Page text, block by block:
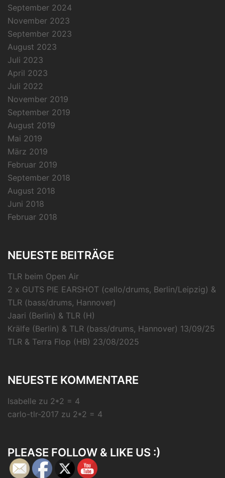
September 2024
November 2023
September 2023
August 2023
Juli 2023
April 2023
Juli 2022
November 2019
September 2019
August 2019
Mai 2019
März 2019
Februar 2019
September 2018
August 2018
Juni 2018
Februar 2018
NEUESTE BEITRÄGE
TLR beim Open Air
2 x GUTS PIE EARSHOT (cello/drums, Berlin/Leipzig) &
TLR (bass/drums, Hannover)
Jaari (Berlin) & TLR (H)
Krälfe (Berlin) & TLR (bass/drums, Hannover) 13/09/25
TLR & Terra Flop (HB) 23/08/2025
NEUESTE KOMMENTARE
Isabelle zu 2*2 = 4
carlo-tlr-2017 zu 2*2 = 4
PLEASE FOLLOW & LIKE US :)